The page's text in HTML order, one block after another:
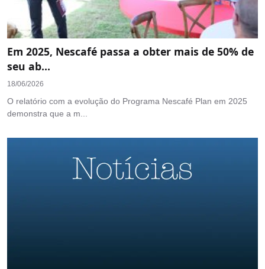
Em 2025, Nescafé passa a obter mais de 50% de
seu ab...
18/06/2026
O relatório com a evolução do Programa Nescafé Plan em 2025
demonstra que a m...